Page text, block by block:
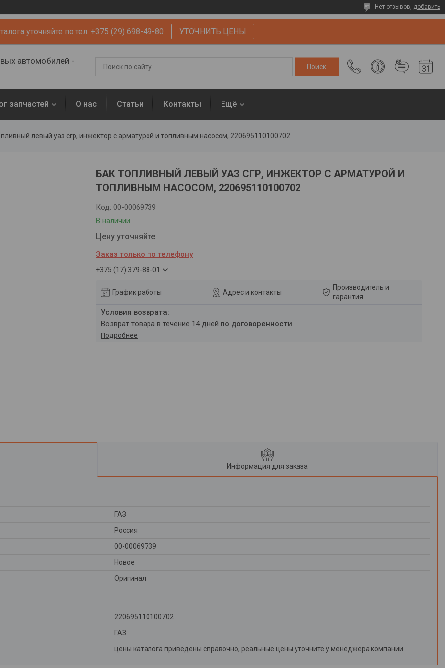
Нет отзывов, добавить
уточняйте по тел. +375 (29) 698-49-80 УТОЧНИТЬ ЦЕНЫ
автомобилей -
запчастей О нас Статьи Контакты Ещё
левый уаз сгр, инжектор с арматурой и топливным насосом, 220695110100702
БАК ТОПЛИВНЫЙ ЛЕВЫЙ УАЗ СГР, ИНЖЕКТОР С АРМАТУРОЙ И
ТОПЛИВНЫМ НАСОСОМ, 220695110100702
В наличии
Код: 00-00069739
Цену уточняйте
Заказ только по телефону
+375 (17) 379-88-01
График работы Адрес и контакты
Производитель и
гарантия
возврат товара в течение 14 дней по договоренности
Подробнее
Информация для заказа
ГАЗ
Россия
00-00069739
Новое
Оригинал
220695110100702
ГАЗ
цены каталога приведены справочно, реальные цены уточните у менеджера компании